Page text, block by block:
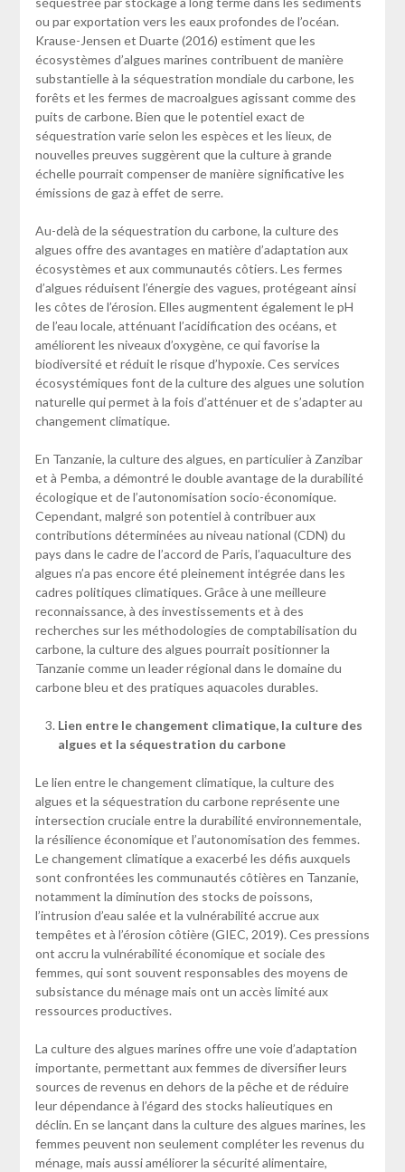
ou par exportation vers les eaux profondes de l’océan.
Krause-Jensen et Duarte (2016) estiment que les
écosystèmes d’algues marines contribuent de manière
substantielle à la séquestration mondiale du carbone, les
forêts et les fermes de macroalgues agissant comme des
puits de carbone. Bien que le potentiel exact de
séquestration varie selon les espèces et les lieux, de
nouvelles preuves suggèrent que la culture à grande
échelle pourrait compenser de manière significative les
émissions de gaz à effet de serre.
Au-delà de la séquestration du carbone, la culture des
algues offre des avantages en matière d’adaptation aux
écosystèmes et aux communautés côtiers. Les fermes
d’algues réduisent l’énergie des vagues, protégeant ainsi
les côtes de l’érosion. Elles augmentent également le pH
de l’eau locale, atténuant l’acidification des océans, et
améliorent les niveaux d’oxygène, ce qui favorise la
biodiversité et réduit le risque d’hypoxie. Ces services
écosystémiques font de la culture des algues une solution
naturelle qui permet à la fois d’atténuer et de s’adapter au
changement climatique.
En Tanzanie, la culture des algues, en particulier à Zanzibar
et à Pemba, a démontré le double avantage de la durabilité
écologique et de l’autonomisation socio-économique.
Cependant, malgré son potentiel à contribuer aux
contributions déterminées au niveau national (CDN) du
pays dans le cadre de l’accord de Paris, l’aquaculture des
algues n’a pas encore été pleinement intégrée dans les
cadres politiques climatiques. Grâce à une meilleure
reconnaissance, à des investissements et à des
recherches sur les méthodologies de comptabilisation du
carbone, la culture des algues pourrait positionner la
Tanzanie comme un leader régional dans le domaine du
carbone bleu et des pratiques aquacoles durables.
Lien entre le changement climatique, la culture des
algues et la séquestration du carbone
Le lien entre le changement climatique, la culture des
algues et la séquestration du carbone représente une
intersection cruciale entre la durabilité environnementale,
la résilience économique et l’autonomisation des femmes.
Le changement climatique a exacerbé les défis auxquels
sont confrontées les communautés côtières en Tanzanie,
notamment la diminution des stocks de poissons,
l’intrusion d’eau salée et la vulnérabilité accrue aux
tempêtes et à l’érosion côtière (GIEC, 2019). Ces pressions
ont accru la vulnérabilité économique et sociale des
femmes, qui sont souvent responsables des moyens de
subsistance du ménage mais ont un accès limité aux
ressources productives.
La culture des algues marines offre une voie d’adaptation
importante, permettant aux femmes de diversifier leurs
sources de revenus en dehors de la pêche et de réduire
leur dépendance à l’égard des stocks halieutiques en
déclin. En se lançant dans la culture des algues marines, les
femmes peuvent non seulement compléter les revenus du
ménage, mais aussi améliorer la sécurité alimentaire,